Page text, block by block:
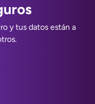
y tus datos están a